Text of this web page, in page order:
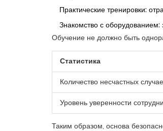
Практические тренировки:
Знакомство с
Обучение не должно быть
Статистика
Количество несчастных
Уровень уверенности
Таким образом, основа